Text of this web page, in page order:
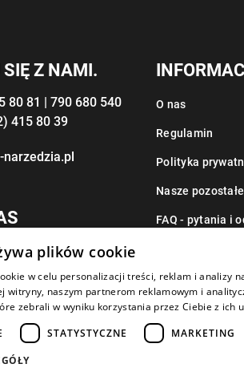
Z NAMI.
80 81 | 790 680 540
415 80 39
narzedzia.pl
O nas
Regulamin
Polityka
Nasze
FAQ - pytania i
plików cookie
w celu personalizacji treści, reklam i analizy
witryny, naszym partnerom reklamowym i
zebrali w wyniku korzystania przez Ciebie z ich
STATYSTYCZNE MARKETING